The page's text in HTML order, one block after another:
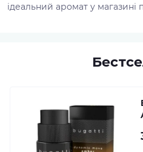
ідеальний аромат у магазині